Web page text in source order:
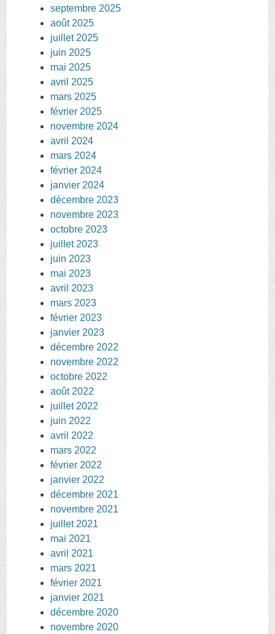
septembre 2025
août 2025
juillet 2025
juin 2025
mai 2025
avril 2025
mars 2025
février 2025
novembre 2024
avril 2024
mars 2024
février 2024
janvier 2024
décembre 2023
novembre 2023
octobre 2023
juillet 2023
juin 2023
mai 2023
avril 2023
mars 2023
février 2023
janvier 2023
décembre 2022
novembre 2022
octobre 2022
août 2022
juillet 2022
juin 2022
avril 2022
mars 2022
février 2022
janvier 2022
décembre 2021
novembre 2021
juillet 2021
mai 2021
avril 2021
mars 2021
février 2021
janvier 2021
décembre 2020
novembre 2020